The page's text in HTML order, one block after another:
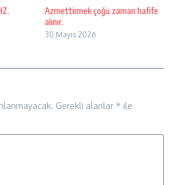
Azmettirmek çoğu zaman hafife
alınır.
30 Mayıs 2026
Gerekli alanlar * ile